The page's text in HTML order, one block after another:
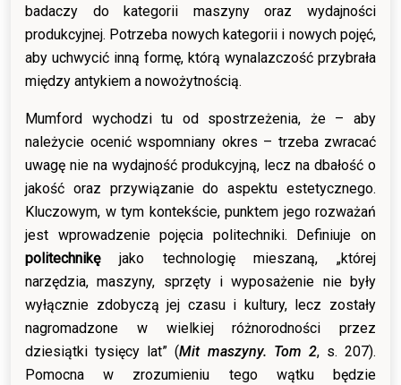
badaczy do kategorii maszyny oraz wydajności
produkcyjnej. Potrzeba nowych kategorii i nowych pojęć,
aby uchwycić inną formę, którą wynalazczość przybrała
między antykiem a nowożytnością.
Mumford wychodzi tu od spostrzeżenia, że – aby
należycie ocenić wspomniany okres – trzeba zwracać
uwagę nie na wydajność produkcyjną, lecz na dbałość o
jakość oraz przywiązanie do aspektu estetycznego.
Kluczowym, w tym kontekście, punktem jego rozważań
jest wprowadzenie pojęcia politechniki. Definiuje on
politechnikęjako technologię mieszaną, „której
narzędzia, maszyny, sprzęty i wyposażenie nie były
wyłącznie zdobyczą jej czasu i kultury, lecz zostały
nagromadzone w wielkiej różnorodności przez
dziesiątki tysięcy lat” (Mit maszyny. Tom 2, s. 207).
Pomocna w zrozumieniu tego wątku będzie